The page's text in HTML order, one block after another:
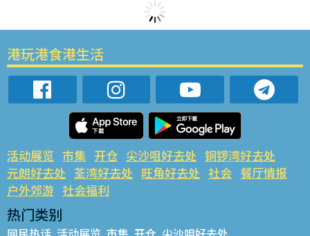
港玩港食港生活
活动展览 市集 开仓 尖沙咀好去处 铜锣湾好去处
元朗好去处 荃湾好去处 旺角好去处 社会 餐厅情报
户外郊游 社会福利
热门类别